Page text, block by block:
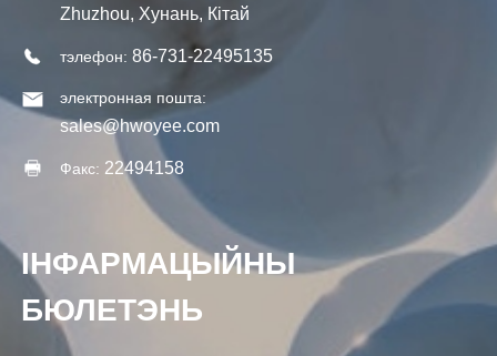
Zhuzhou, Хунань, Кітай
тэлефон: 86-731-22495135
электронная пошта:
sales@hwoyee.com
Факс: 22494158
ІНФАРМАЦЫЙНЫ
БЮЛЕТЭНЬ